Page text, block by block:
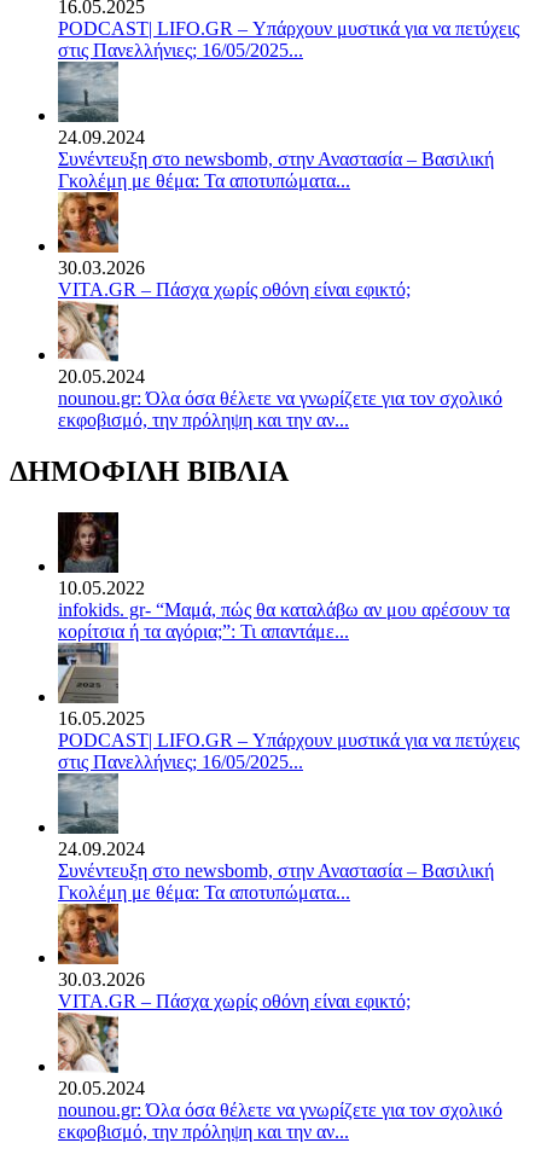
16.05.2025
PODCAST| LIFO.GR – Υπάρχουν μυστικά για να πετύχεις
στις Πανελλήνιες; 16/05/2025...
24.09.2024
Συνέντευξη στο newsbomb, στην Αναστασία – Βασιλική
Γκολέμη με θέμα: Τα αποτυπώματα...
30.03.2026
VITA.GR – Πάσχα χωρίς οθόνη είναι εφικτό;
20.05.2024
nounou.gr: Όλα όσα θέλετε να γνωρίζετε για τον σχολικό
εκφοβισμό, την πρόληψη και την αν...
ΔΗΜΟΦΙΛΗ ΒΙΒΛΙΑ
10.05.2022
infokids. gr- “Μαμά, πώς θα καταλάβω αν μου αρέσουν τα
κορίτσια ή τα αγόρια;”: Τι απαντάμε...
16.05.2025
PODCAST| LIFO.GR – Υπάρχουν μυστικά για να πετύχεις
στις Πανελλήνιες; 16/05/2025...
24.09.2024
Συνέντευξη στο newsbomb, στην Αναστασία – Βασιλική
Γκολέμη με θέμα: Τα αποτυπώματα...
30.03.2026
VITA.GR – Πάσχα χωρίς οθόνη είναι εφικτό;
20.05.2024
nounou.gr: Όλα όσα θέλετε να γνωρίζετε για τον σχολικό
εκφοβισμό, την πρόληψη και την αν...